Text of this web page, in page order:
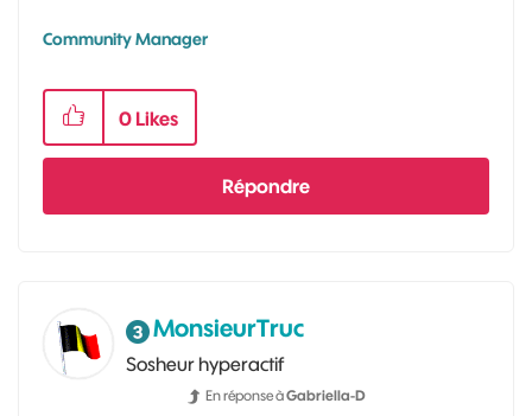
Community Manager
0 Likes
Répondre
MonsieurTruc
Sosheur hyperactif
En réponse àGabriella-D